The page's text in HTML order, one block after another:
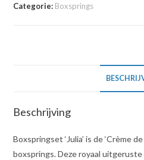
Categorie: Boxsprings
Beschrijving
Boxspringset ‘Julia’ is de ‘Crème
boxsprings. Deze royaal